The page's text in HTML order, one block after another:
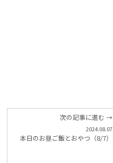
次の記事に進む →
2024.08.07
本日のお昼ご飯とおやつ（8/7）